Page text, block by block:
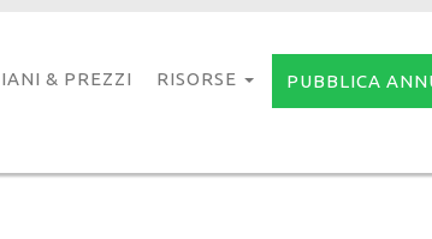
& PREZZI RISORSE PUBBLICA